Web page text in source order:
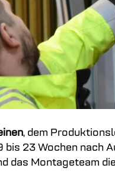
, dem
bis 23 Wochen nach
das Montageteam